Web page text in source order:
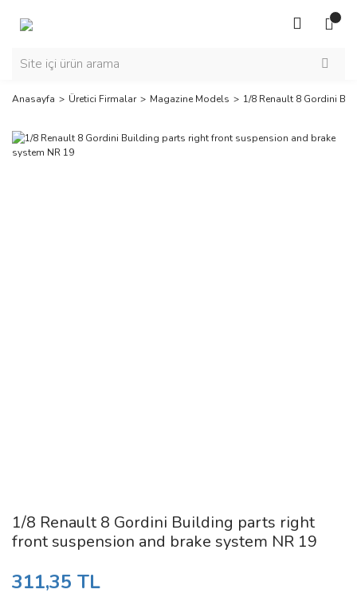
Anasayfa Üretici Firmalar Magazine Models 1/8 Renault 8 Gordini
1/8 Renault 8 Gordini Building parts right
front suspension and brake system NR 19
311,35 TL